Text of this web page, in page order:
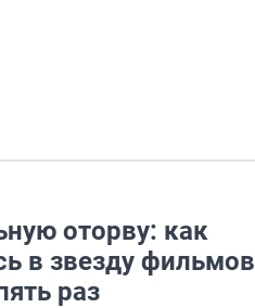
оторву: как
в звезду фильмов
раз